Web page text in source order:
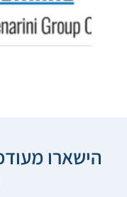
הישארו